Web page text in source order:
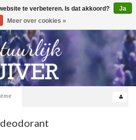
0
te verbeteren. Is dat akkoord?
Ja
Meer over cookies »